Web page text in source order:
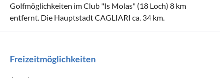
Golfmöglichkeiten im Club "Is Molas" (18 Loch) 8 km
entfernt. Die Hauptstadt CAGLIARI ca. 34 km.
Freizeitmöglichkeiten